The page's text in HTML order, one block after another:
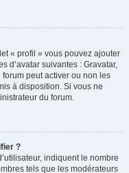
« profil » vous pouvez ajouter
d’avatar suivantes : Gravatar,
peut activer ou non les
à disposition. Si vous ne
du forum.
?
indiquent le nombre
tels que les modérateurs